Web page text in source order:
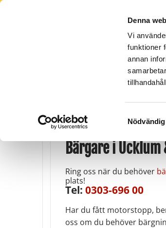
Denna
Vi
funktioner
annan
Nödvändig
Orust - Tjörn
0304-663 500
Bärgare i
Ring oss när du behöver
plats!
Tel: 0303-696 00
Har du fått motorstopp,
oss om du behöver